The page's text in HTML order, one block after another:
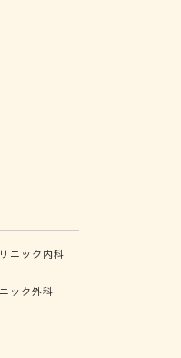
ニック内科
ック外科